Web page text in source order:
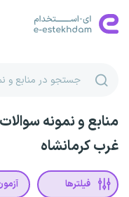
منابع و نمونه
غرب کرمانشاه
فیلترها